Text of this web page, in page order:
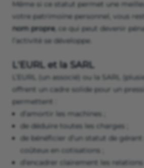
Même si ce statut permet une
votre patrimoine personnel, vous
nom propre, ce qui peut devenir
l’activité se développe.
L'EURL et la SARL
L’EURL (un associé) ou la SARL
offrent un cadre solide pour un
permettent :
d’amortir les machines ;
de déduire toutes les charges ;
de bénéficier d’un statut de
coûteux en cotisations ;
d’encadrer clairement les relations